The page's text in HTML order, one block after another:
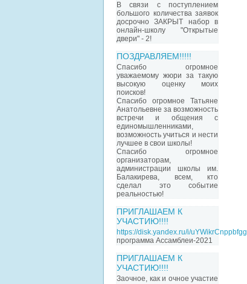
В связи с поступлением
большого количества заявок
досрочно ЗАКРЫТ набор в
онлайн-школу "Открытые
двери" - 2!
ПОЗДРАВЛЯЕМ!!!!!
Спасибо огромное
уважаемому жюри за такую
высокую оценку моих
поисков!
Спасибо огромное Татьяне
Анатольевне за возможность
встречи и общения с
единомышленниками,
возможность учиться и нести
лучшее в свои школы!
Спасибо огромное
организаторам,
администрации школы им.
Балакирева, всем, кто
сделал это событие
реальностью!
ПРИГЛАШАЕМ К
УЧАСТИЮ!!!!
https://disk.yandex.ru/i/uYWikrCnppbfgg
программа Ассамблеи-2021
ПРИГЛАШАЕМ К
УЧАСТИЮ!!!!
Заочное, как и очное участие